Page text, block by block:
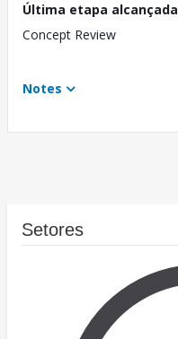
Última etapa alcançada
Concept Review
Notes
Setores